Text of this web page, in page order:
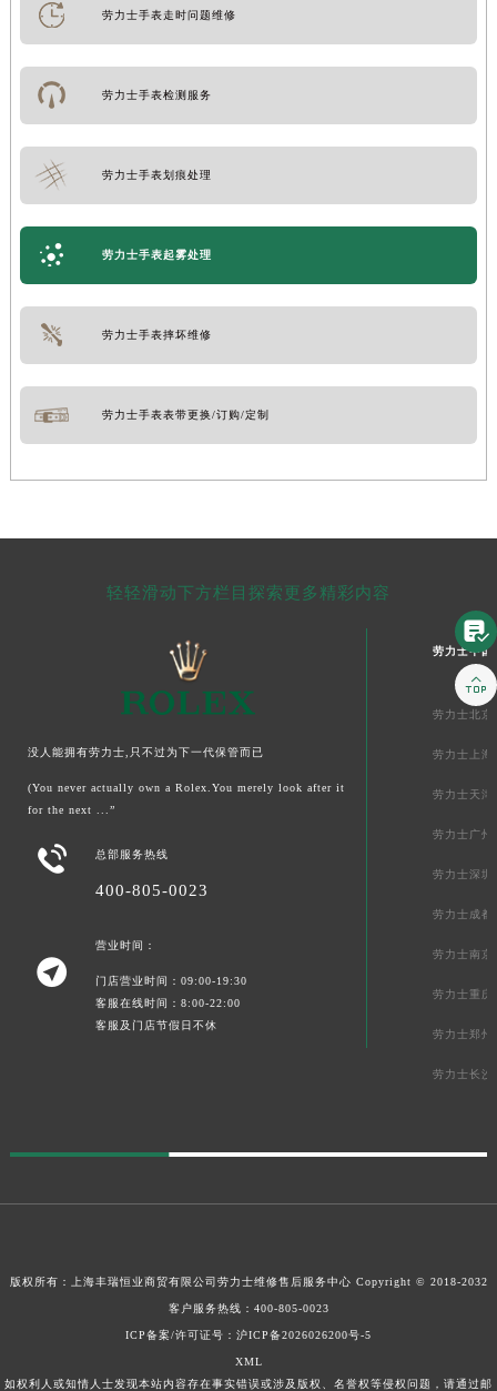
劳力士手表走时问题维修
劳力士手表检测服务
劳力士手表划痕处理
劳力士手表起雾处理
劳力士手表摔坏维修
劳力士手表表带更换/订购/定制
轻轻滑动下方栏目探索更多精彩内容
没人能拥有劳力士,只不过为下一代保管而已
(You never actually own a Rolex.You merely look after it
for the next ...”
 总部服务热线
400-805-0023

营业时间：
门店营业时间：09:00-19:30
客服在线时间：8:00-22:00
客服及门店节假日不休
劳力士中国
劳力士北京
劳力士上海
劳力士天津
劳力士广州
劳力士深圳
劳力士成都
劳力士南京
劳力士重庆
劳力士郑州
劳力士长沙
版权所有：上海丰瑞恒业商贸有限公司 劳力士维修售后服务中心 Copyright © 2018-2032
客户服务热线： 400-805-0023
ICP备案/许可证号：沪ICP备2026026200号-5
XML
如权利人或知情人士发现本站内容存在事实错误或涉及版权、名誉权等侵权问题，请通过邮

